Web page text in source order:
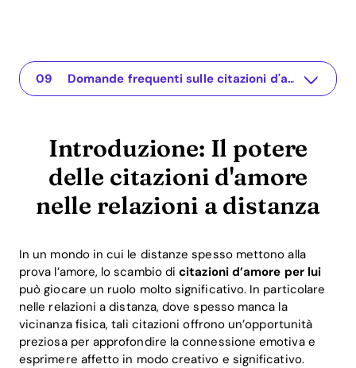
Introduzione: Il potere delle citazioni d'amore nelle relazioni a distanza
The app for your relationship
Importanza delle citazioni d'amore nelle relazioni a distanza
Citazioni d'amore efficaci per diverse occasioni
Come le citazioni d'amore facilitano la comunicazione
Scoperte scientifiche e esempi di applicazione
Ritorno sugli investimenti (ROI) attraverso il legame emotivo
Riepilogo e conclusione
Domande frequenti sulle citazioni d'amore nelle relazioni a distanza
Introduzione: Il potere
delle citazioni d'amore
nelle relazioni a distanza
In un mondo in cui le distanze spesso mettono alla
prova l’amore, lo scambio dicitazioni d’amore per lui
può giocare un ruolo molto significativo. In particolare
nelle relazioni a distanza, dove spesso manca la
vicinanza fisica, tali citazioni offrono un’opportunità
preziosa per approfondire la connessione emotiva e
esprimere affetto in modo creativo e significativo.